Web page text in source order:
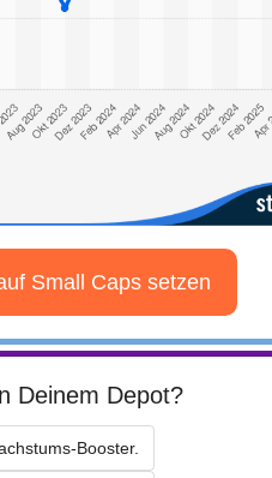
Small Caps setzen
Deinem Depot?
Booster.